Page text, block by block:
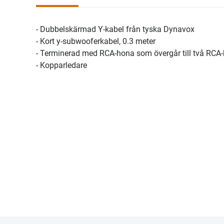
- Dubbelskärmad Y-kabel från tyska Dynavox
- Kort y-subwooferkabel, 0.3 meter
- Terminerad med RCA-hona som övergår till två
- Kopparledare